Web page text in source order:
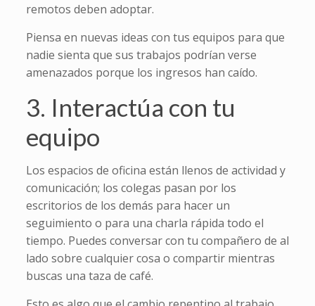
remotos deben adoptar.
Piensa en nuevas ideas con tus equipos para que
nadie sienta que sus trabajos podrían verse
amenazados porque los ingresos han caído.
3. Interactúa con tu
equipo
Los espacios de oficina están llenos de actividad y
comunicación; los colegas pasan por los
escritorios de los demás para hacer un
seguimiento o para una charla rápida todo el
tiempo. Puedes conversar con tu compañero de al
lado sobre cualquier cosa o compartir mientras
buscas una taza de café.